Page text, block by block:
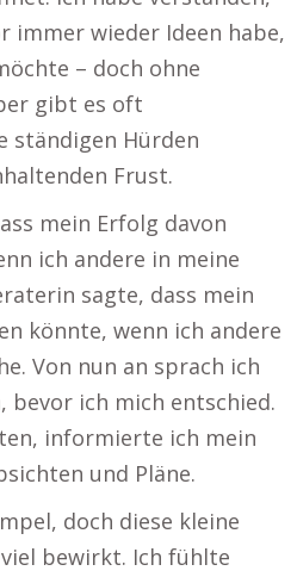
immer wieder Ideen habe,
– doch ohne
gibt es oft
ständigen Hürden
Frust.
mein Erfolg davon
ich andere in meine
sagte, dass mein
könnte, wenn ich andere
Von nun an sprach ich
bevor ich mich entschied.
informierte ich mein
und Pläne.
doch diese kleine
bewirkt. Ich fühlte